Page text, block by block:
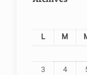
L M
3
4